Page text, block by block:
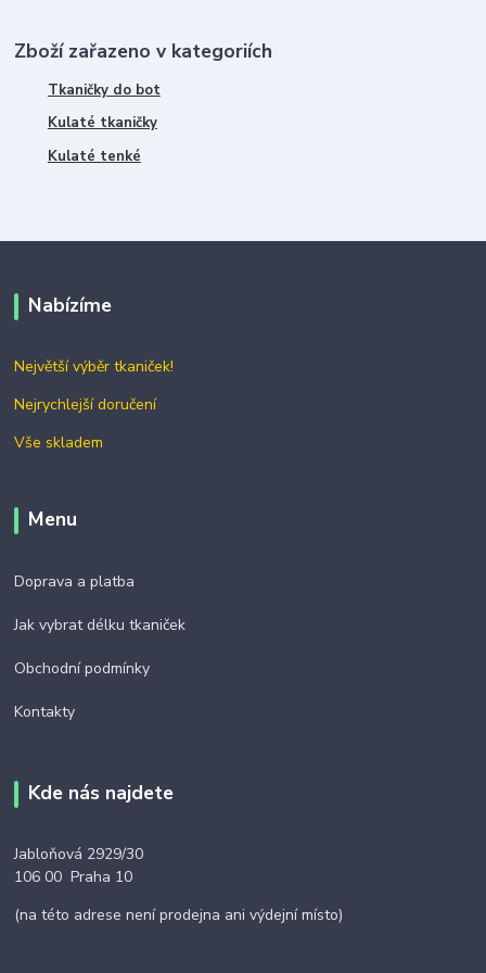
Zboží zařazeno v kategoriích
Tkaničky do bot
Kulaté tkaničky
Kulaté tenké
Nabízíme
Největší výběr tkaniček!
Nejrychlejší doručení
Vše skladem
Menu
Doprava a platba
Jak vybrat délku tkaniček
Obchodní podmínky
Kontakty
Kde nás najdete
Jabloňová 2929/30
106 00 Praha 10
(na této adrese není prodejna ani výdejní místo)